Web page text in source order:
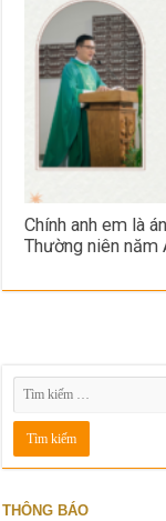
Chính anh em là
Thường niên năm
THÔNG BÁO